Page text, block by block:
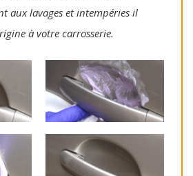
aux lavages et intempéries il
à votre carrosserie.